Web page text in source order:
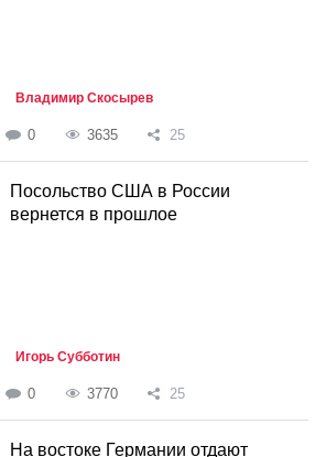
Владимир Скосырев
0 3635 25
Посольство США в России
вернется в прошлое
Игорь Субботин
0 3770 25
На востоке Германии отдают